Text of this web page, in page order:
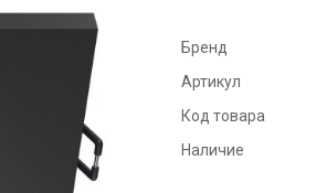
Бренд
Артикул
Код товара
Наличие